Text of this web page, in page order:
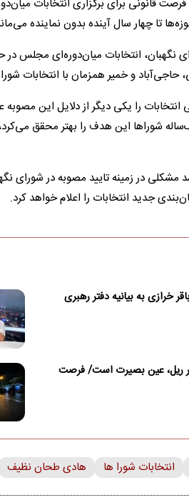
قانونی برای برگزاری انتخابات
تا چهار سال آینده بدون نماینده
انتخابات میان‌دوره‌ای مجلس در
حاجی‌آباد و خمیر همزمان با انتخابات
را یکی دیگر از دلایل این مصوبه
شورا‌ها این هدف را بهتر محقق
در زمینه تایید مصوبه در شورای
جدید انتخابات را اعلام خواهد کرد.
خرازی به بیانیه دفتر رهبری
ریل، عین بصیرت است/ فرصت
انتخابات شورا ها هادی طحان نظیف